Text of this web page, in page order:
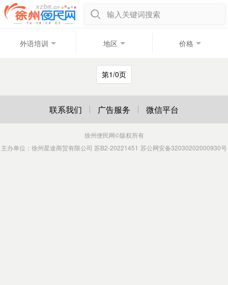
输入关键词搜索
外语培训 地区 价格
第1/0页
联系我们 广告服务 微信平台
徐州便民网©版权所有
主办单位：徐州星途商贸有限公司 苏B2-20221451 苏公网安备32030202000930号